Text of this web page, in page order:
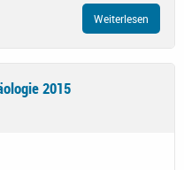
Weiterlesen
2015